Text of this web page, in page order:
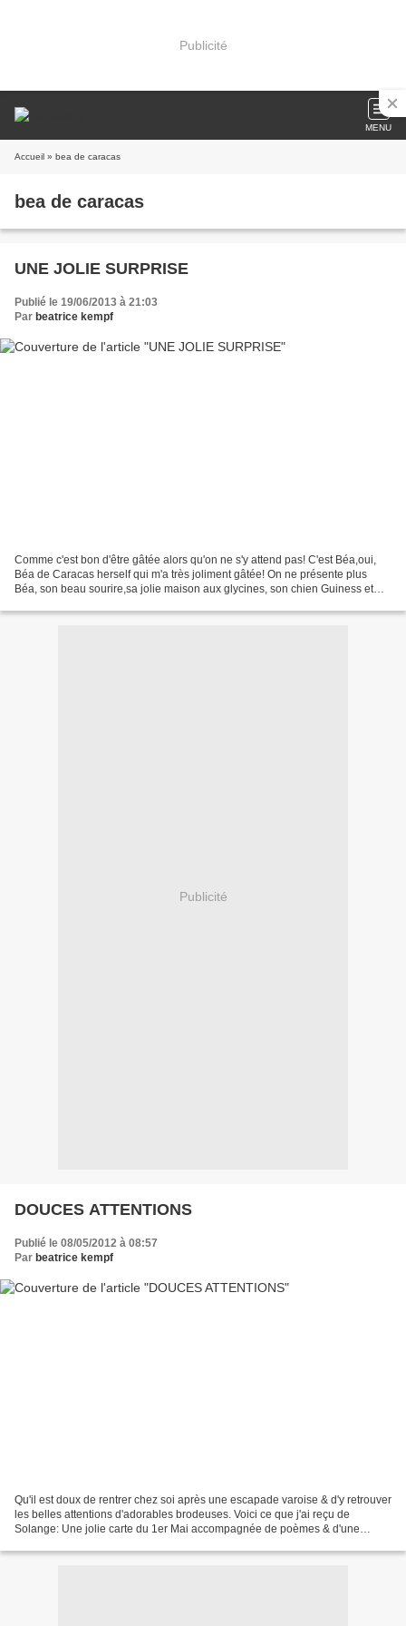
Publicité
MENU
Accueil » bea de caracas
bea de caracas
UNE JOLIE SURPRISE
Publié le 19/06/2013 à 21:03
Par beatrice kempf
Comme c'est bon d'être gâtée alors qu'on ne s'y attend pas! C'est Béa,oui,
Béa de Caracas herself qui m'a très joliment gâtée! On ne présente plus
Béa, son beau sourire,sa jolie maison aux glycines, son chien Guiness et
Publicité
DOUCES ATTENTIONS
Publié le 08/05/2012 à 08:57
Par beatrice kempf
Qu'il est doux de rentrer chez soi après une escapade varoise & d'y retrouver
les belles attentions d'adorables brodeuses. Voici ce que j'ai reçu de
Solange: Une jolie carte du 1er Mai accompagnée de poèmes & d'une